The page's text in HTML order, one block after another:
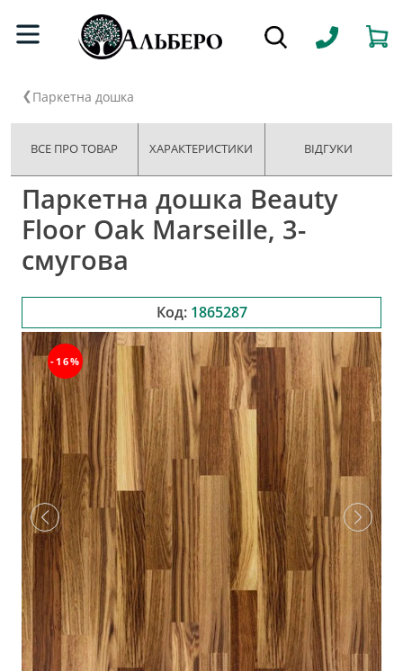
Паркетна дошка
ВСЕ ПРО ТОВАР ХАРАКТЕРИСТИКИ ВІДГУКИ
Паркетна дошка Beauty
Floor Oak Marseille, 3-
смугова
Код: 1865287
-16%